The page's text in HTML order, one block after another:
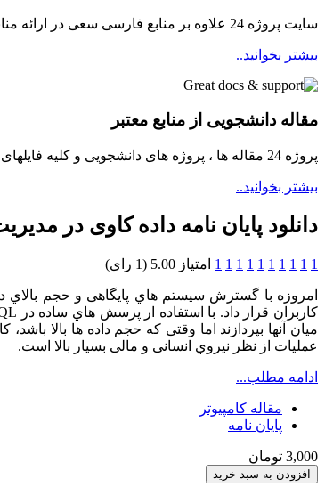
سایت پروژه 24 علاوه بر منابع فارسی سعی در ارائه منابع لاتین و بروز برای دانشجویان مینماید
بیشتر بخوانید..
مقاله دانشجویی از منابع معتبر
پروژه 24 مقاله ها ، پروژه های دانشجویی و کلیه فایلهای خود را بررسی و سپس در دسترسی دانشجویان قرار میدهد ...
بیشتر بخوانید..
دانلود پایان نامه داده کاوی در
1
1
1
1
1
1
1
1
1
1 امتیاز 5.00 (1 رای)
امروزه با گسترش سیستم هاي پایگاهی و حجم بالاي
میان آنها بپردازند اما وقتی که حجم داده ها بالا
عملیات از نظر نیروي انسانی و مالی بسیار بالا است.
ادامه مطلب...
مقاله کامپیوتر
پایان نامه
3,000 تومان